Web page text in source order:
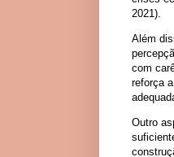
2021).
Além
com
reforça
Outro